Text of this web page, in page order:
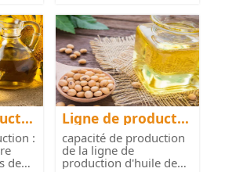
:
de
Ligne de productio
n d'huile de soja
capacité de production
de la ligne de
production d'huile de